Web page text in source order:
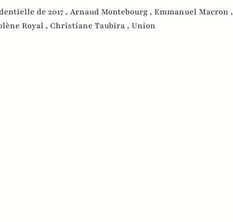
de 2017 , Arnaud Montebourg , Emmanuel Macron ,
Royal , Christiane Taubira , Union